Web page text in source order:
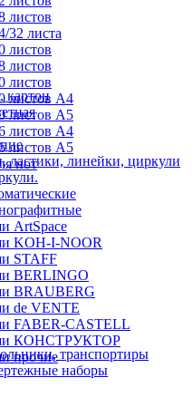
листов
32 листа
листов
листов
листов
листов А4
листов А5
листов А4
листов А5
нот
картон
ластики, линейки, циркули
ArtSpace
KOH-I-NOOR
STAFF
BERLINGO
BRAUBERG
de VENTE
FABER-CASTELL
КОНСТРУКТОР
прочиетранспортиры
наборы